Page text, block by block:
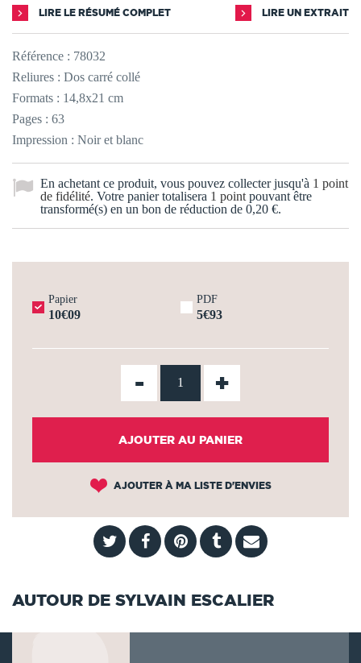
LIRE LE RÉSUMÉ COMPLET LIRE UN EXTRAIT
Référence : 78032
Reliures : Dos carré collé
Formats : 14,8x21 cm
Pages : 63
Impression : Noir et blanc
En achetant ce produit, vous pouvez collecter jusqu'à 1 point
de fidélité. Votre panier totalisera 1 point pouvant être
transformé(s) en un bon de réduction de 0,20 €.
Papier
10€09
PDF
5€93
- +
AJOUTER AU PANIER
AJOUTER À MA LISTE D'ENVIES
AUTOUR DE SYLVAIN ESCALIER